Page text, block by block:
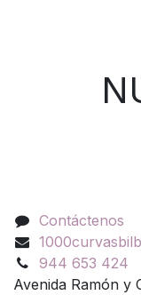
TU
Contáctenos
944 653 424
Avenida Ramón y